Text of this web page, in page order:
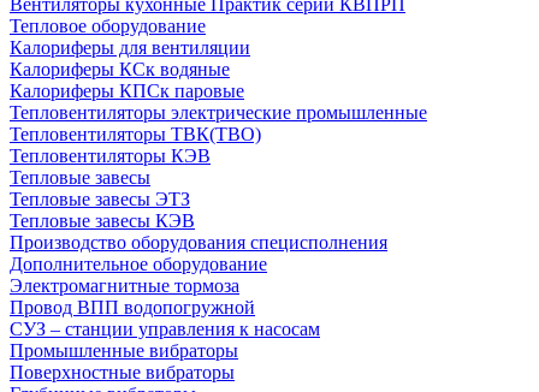
Вентиляторы кухонные Практик серии КВПРП
Тепловое оборудование
Калориферы для вентиляции
Калориферы КСк водяные
Калориферы КПСк паровые
Тепловентиляторы электрические промышленные
Тепловентиляторы ТВК(ТВО)
Тепловентиляторы КЭВ
Тепловые завесы
Тепловые завесы ЭТЗ
Тепловые завесы КЭВ
Производство оборудования специсполнения
Дополнительное оборудование
Электромагнитные тормоза
Провод ВПП водопогружной
СУЗ – станции управления к насосам
Промышленные вибраторы
Поверхностные вибраторы